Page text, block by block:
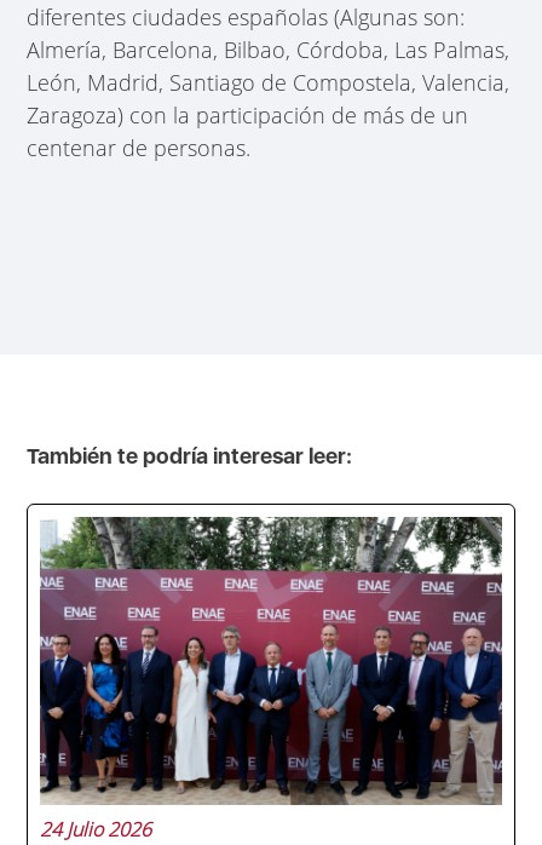
diferentes ciudades españolas (Algunas son:
Almería, Barcelona, Bilbao, Córdoba, Las Palmas,
León, Madrid, Santiago de Compostela, Valencia,
Zaragoza) con la participación de más de un
centenar de personas.
También te podría interesar leer:
24 Julio 2026